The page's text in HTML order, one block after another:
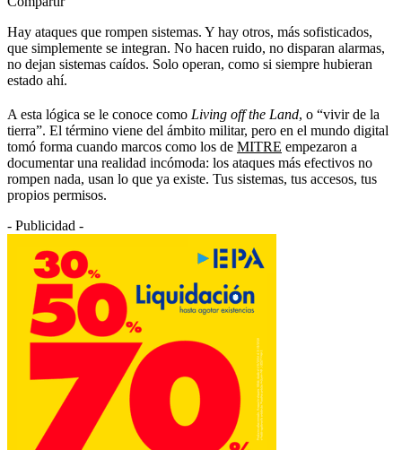
Hay ataques que rompen sistemas. Y hay otros, más sofisticados,
que simplemente se integran. No hacen ruido, no disparan alarmas,
no dejan sistemas caídos. Solo operan, como si siempre hubieran
estado ahí.
A esta lógica se le conoce como Living off the Land, o “vivir de la
tierra”. El término viene del ámbito militar, pero en el mundo digital
tomó forma cuando marcos como los de MITRE empezaron a
documentar una realidad incómoda: los ataques más efectivos no
rompen nada, usan lo que ya existe. Tus sistemas, tus accesos, tus
propios permisos.
- Publicidad -